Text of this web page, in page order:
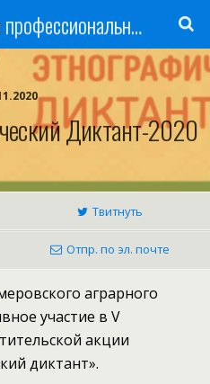
Государственное профессиональное образовательное учреждение
Диктант-2020
Твитнуть
Отпр. по эл. почте
аграрного
участие в V
акции
диктант».